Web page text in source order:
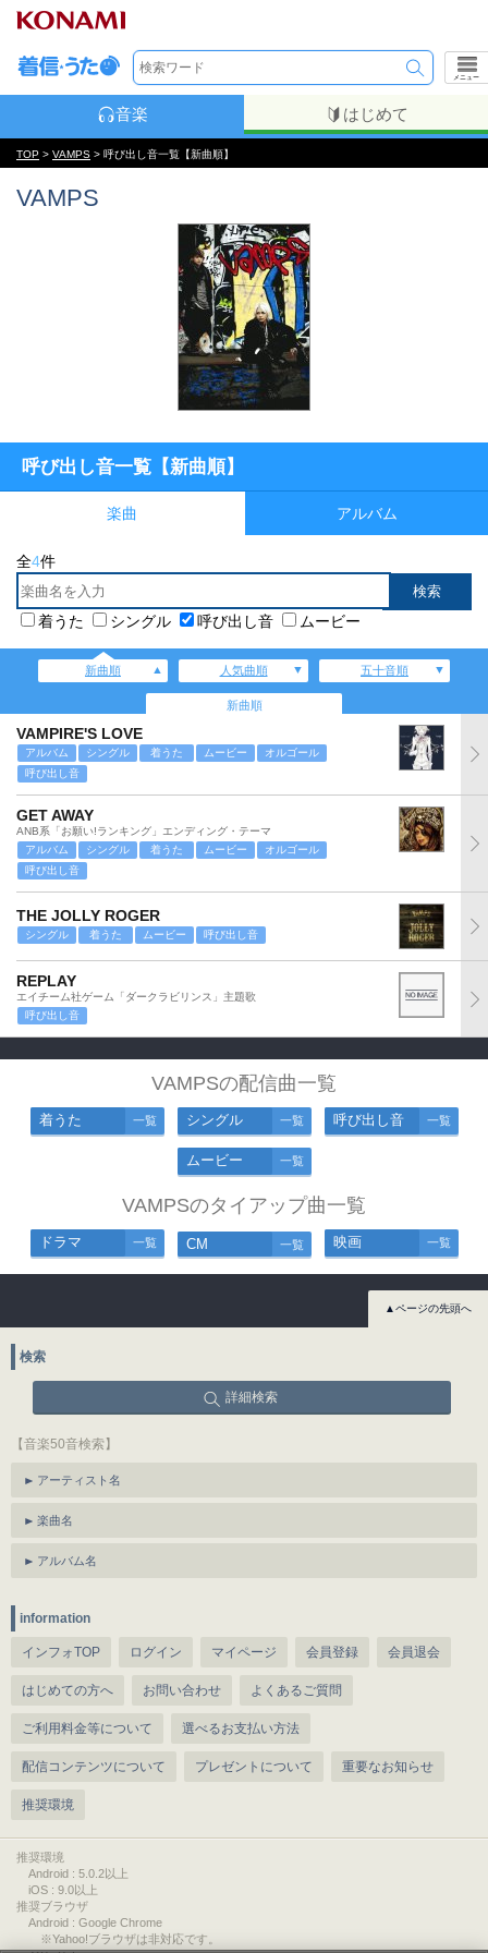
メニュー
音楽 はじめて
TOP > VAMPS > 呼び出し音一覧【新曲順】
VAMPS
呼び出し音一覧【新曲順】
楽曲 アルバム
全4件
着うた シングル 呼び出し音 ムービー
新曲順 人気曲順 五十音順
新曲順
VAMPIRE'S LOVE
アルバム シングル 着うた ムービー
オルゴール
呼び出し音
GET AWAY
ANB系「お願い!ランキング」エンディング・テーマ
アルバム
シングル 着うた ムービー
オルゴール
呼び出し音
THE JOLLY ROGER
シングル 着うた ムービー 呼び出し音
REPLAY
エイチーム社ゲーム「ダークラビリンス」主題歌
呼び出し音
VAMPSの配信曲一覧
着うた 一覧 シングル 一覧 呼び出し音 一覧
ムービー 一覧
VAMPSのタイアップ曲一覧
ドラマ 一覧 CM 一覧 映画 一覧
▲ページの先頭へ
検索
詳細検索
【音楽50音検索】
アーティスト名
楽曲名
アルバム名
information
インフォTOP ログイン マイページ 会員登録 会員退会
はじめての方へ お問い合わせ よくあるご質問
ご利用料金等について 選べるお支払い方法
配信コンテンツについて プレゼントについて 重要なお知らせ
推奨環境
推奨環境
Android : 5.0.2以上
iOS : 9.0以上
推奨ブラウザ
Android : Google Chrome
※Yahoo!ブラウザは非対応です。